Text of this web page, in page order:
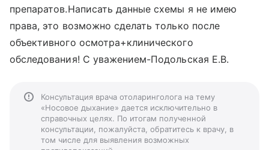
препаратов.Написать данные схемы я не имею
права, это возможно сделать только после
объективного осмотра+клинического
обследования! С уважением-Подольская Е.В.
Консультация врача отоларинголога на тему
«Носовое дыхание» дается исключительно в
справочных целях. По итогам полученной
консультации, пожалуйста, обратитесь к врачу, в
том числе для выявления возможных